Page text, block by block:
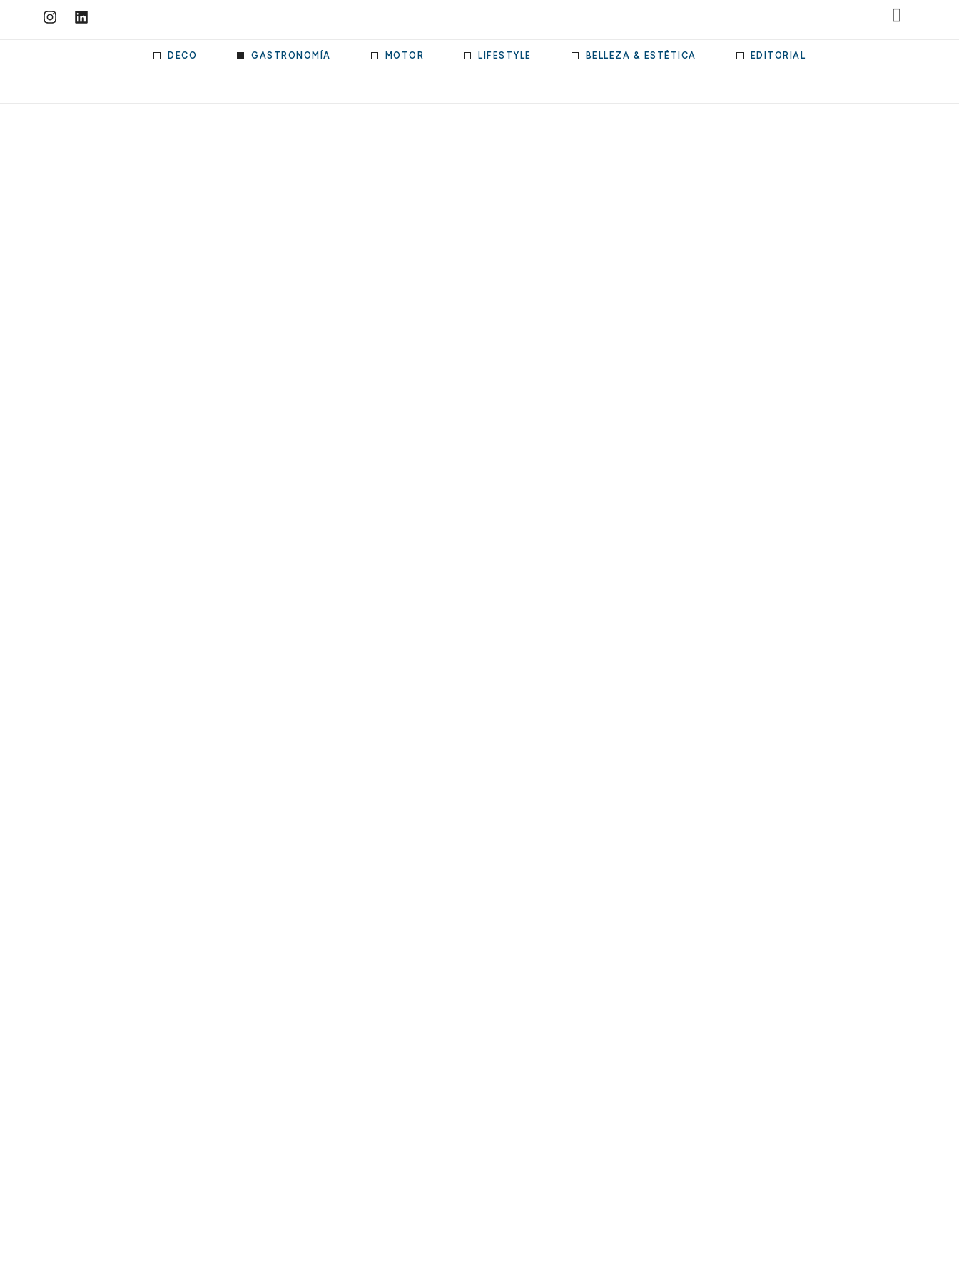
DECO GASTRONOMÍA MOTOR LIFESTYLE BELLEZA & ESTÉTICA EDITORIAL